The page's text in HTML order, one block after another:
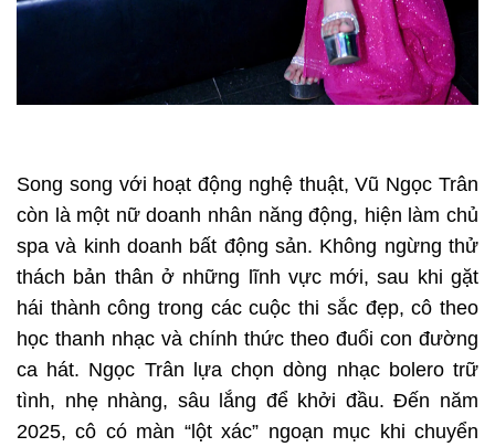
Song song với hoạt động nghệ thuật, Vũ Ngọc Trân
còn là một nữ doanh nhân năng động, hiện làm chủ
spa và kinh doanh bất động sản. Không ngừng thử
thách bản thân ở những lĩnh vực mới, sau khi gặt
hái thành công trong các cuộc thi sắc đẹp, cô theo
học thanh nhạc và chính thức theo đuổi con đường
ca hát. Ngọc Trân lựa chọn dòng nhạc bolero trữ
tình, nhẹ nhàng, sâu lắng để khởi đầu. Đến năm
2025, cô có màn “lột xác” ngoạn mục khi chuyển